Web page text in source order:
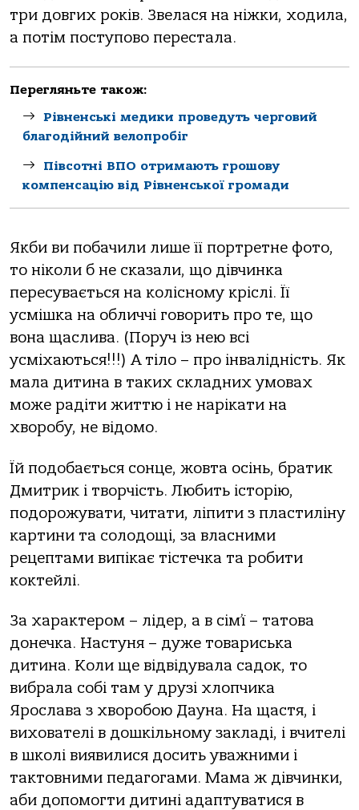
три довгих років. Звелася на ніжки, ходила,
а потім поступово перестала.
Перегляньте також:
Рівненські медики проведуть черговий
благодійний велопробіг
Півсотні ВПО отримають грошову
компенсацію від Рівненської громади
Якби ви побачили лише її портретне фото,
то ніколи б не сказали, що дівчинка
пересувається на колісному кріслі. Її
усмішка на обличчі говорить про те, що
вона щаслива. (Поруч із нею всі
усміхаються!!!) А тіло – про інвалідність. Як
мала дитина в таких складних умовах
може радіти життю і не нарікати на
хворобу, не відомо.
Їй подобається сонце, жовта осінь, братик
Дмитрик і творчість. Любить історію,
подорожувати, читати, ліпити з пластиліну
картини та солодощі, за власними
рецептами випікає тістечка та робити
коктейлі.
За характером – лідер, а в сім’ї – татова
донечка. Настуня – дуже товариська
дитина. Коли ще відвідувала садок, то
вибрала собі там у друзі хлопчика
Ярослава з хворобою Дауна. На щастя, і
вихователі в дошкільному закладі, і вчителі
в школі виявилися досить уважними і
тактовними педагогами. Мама ж дівчинки,
аби допомогти дитині адаптуватися в